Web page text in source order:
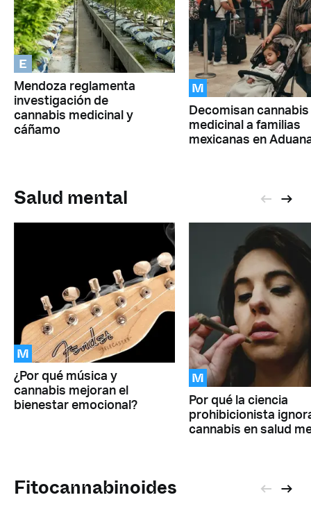
E
Mendoza reglamenta
investigación de
cannabis medicinal y
cáñamo
M
Decomisan cannabis
medicinal a familias
mexicanas en
Salud mental
M
¿Por qué música y
cannabis mejoran el
bienestar emocional?
M
Por qué la ciencia
prohibicionista
cannabis en salud
Fitocannabinoides